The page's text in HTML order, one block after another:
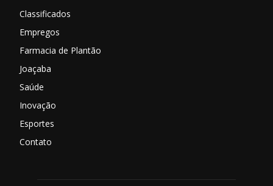
Classificados
Empregos
Farmacia de Plantão
Joaçaba
Saúde
Inovação
Esportes
Contato